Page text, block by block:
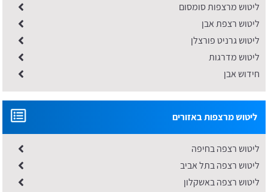
ליטוש מרצפות סומסום
ליטוש רצפת אבן
ליטוש גרניט פורצלן
ליטוש מדרגות
חידוש אבן
ליטוש מרצפות באזורים
ליטוש רצפה בחיפה
ליטוש רצפה בתל אביב
ליטוש רצפה באשקלון